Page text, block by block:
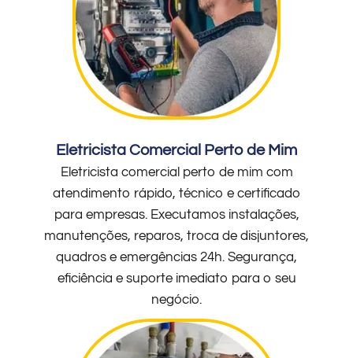
Eletricista Comercial Perto de Mim
Eletricista comercial perto de mim com
atendimento rápido, técnico e certificado
para empresas. Executamos instalações,
manutenções, reparos, troca de disjuntores,
quadros e emergências 24h. Segurança,
eficiência e suporte imediato para o seu
negócio.